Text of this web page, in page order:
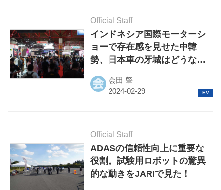
Official Staff
インドネシア国際モーターシ
ョーで存在感を見せた中韓
勢、日本車の牙城はどうなる
会田 肇
Official Staff
ADASの信頼性向上に重要な
役割。試験用ロボットの驚異
的な動きをJARIで見た！